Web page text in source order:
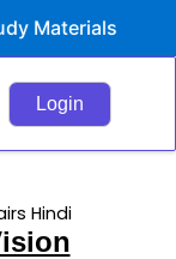
Login
Hindi